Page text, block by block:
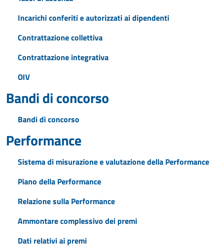
Incarichi conferiti e autorizzati ai dipendenti
Contrattazione collettiva
Contrattazione integrativa
OIV
Bandi di concorso
Bandi di concorso
Performance
Sistema di misurazione e valutazione della Performance
Piano della Performance
Relazione sulla Performance
Ammontare complessivo dei premi
Dati relativi ai premi